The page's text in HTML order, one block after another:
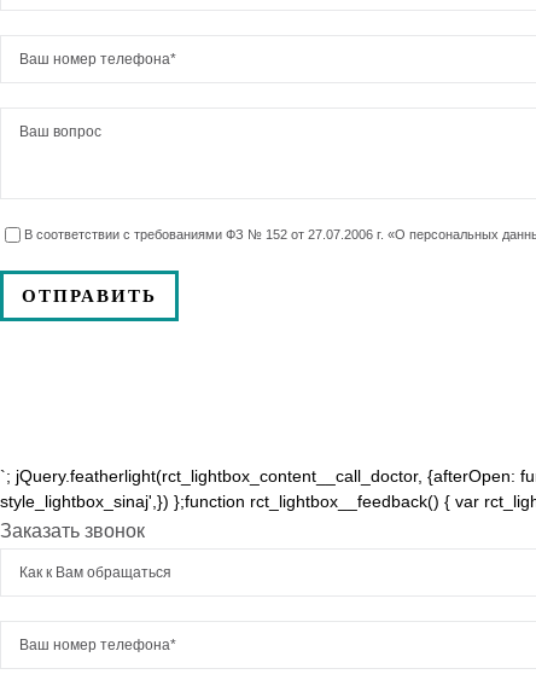
В соответствии с требованиями ФЗ № 152 от 27.07.2006 г. «О персональных
`; jQuery.featherlight(rct_lightbox_content__call_doctor, {afterOpen:
style_lightbox_sinaj',}) };function rct_lightbox__feedback() { var
Заказать звонок